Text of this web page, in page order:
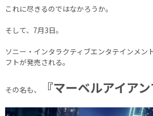
これに尽きるのではなかろうか。
そして、7月3日。
ソニー・インタラクティブエンタテインメン
フトが発売される。
その名も、 『マーベルアイアン